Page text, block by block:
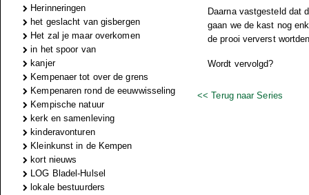
Herinneringen
het geslacht van gisbergen
Het zal je maar overkomen
in het spoor van
kanjer
Kempenaer tot over de grens
Kempenaren rond de eeuwwisseling
Kempische natuur
kerk en samenleving
kinderavonturen
Kleinkunst in de Kempen
kort nieuws
LOG Bladel-Hulsel
lokale bestuurders
Daarna vastgesteld dat
gaan we de kast nog
de prooi ververst
Wordt vervolgd?
<< Terug naar Series